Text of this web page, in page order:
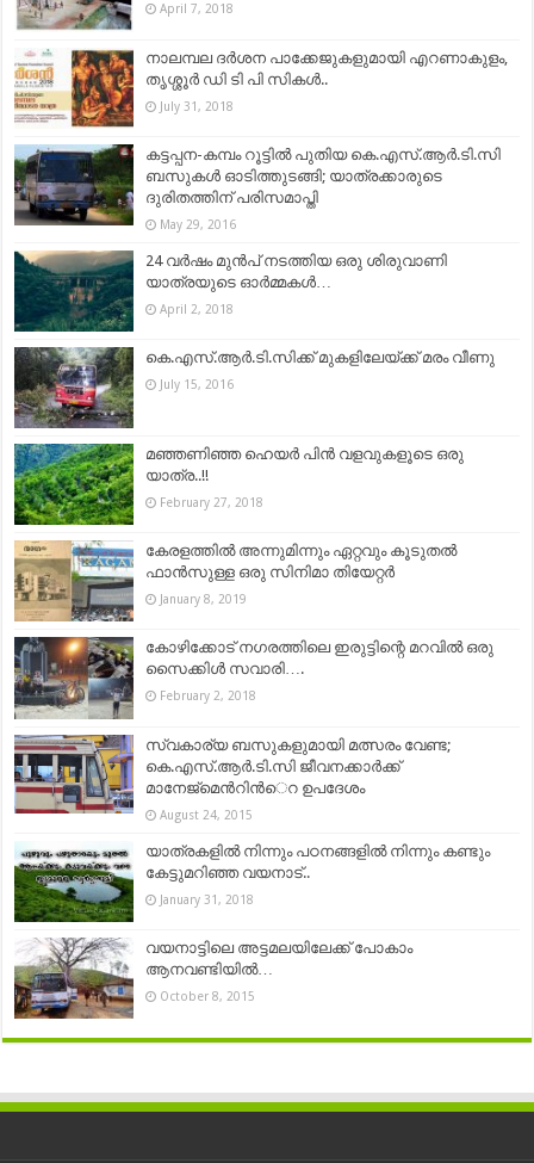
April 7, 2018
നാലമ്പല ദര്‍ശന പാക്കേജുകളുമായി എറണാകുളം,
തൃശ്ശൂർ ഡി ടി പി സികൾ..
July 31, 2018
കട്ടപ്പന-കമ്പം റൂട്ടിൽ പുതിയ കെ.എസ്.ആർ.ടി.സി
ബസുകൾ ഓടിത്തുടങ്ങി; യാത്രക്കാരുടെ
ദുരിതത്തിന് പരിസമാപ്തി
May 29, 2016
24 വര്‍ഷം മുന്‍പ് നടത്തിയ ഒരു ശിരുവാണി
യാത്രയുടെ ഓര്‍മ്മകള്‍…
April 2, 2018
കെ.എസ്.ആർ.ടി.സിക്ക് മുകളിലേയ്ക്ക് മരം വീണു
July 15, 2016
മഞ്ഞണിഞ്ഞ ഹെയർ പിൻ വളവുകളൂടെ ഒരു
യാത്ര..!!
February 27, 2018
കേരളത്തിൽ അന്നുമിന്നും ഏറ്റവും കൂടുതൽ
ഫാൻസുള്ള ഒരു സിനിമാ തിയേറ്റർ
January 8, 2019
കോഴിക്കോട് നഗരത്തിലെ ഇരുട്ടിന്റെ മറവില്‍ ഒരു
സൈക്കിൾ സവാരി….
February 2, 2018
സ്വകാര്യ ബസുകളുമായി മത്സരം വേണ്ട;
കെ.എസ്.ആര്‍.ടി.സി ജീവനക്കാര്‍ക്ക്
മാനേജ്മെന്‍റിന്‍െറ ഉപദേശം
August 24, 2015
യാത്രകളിൽ നിന്നും പഠനങ്ങളിൽ നിന്നും കണ്ടും
കേട്ടുമറിഞ്ഞ വയനാട്..
January 31, 2018
വയനാട്ടിലെ അട്ടമലയിലേക്ക് പോകാം
ആനവണ്ടിയില്‍…
October 8, 2015